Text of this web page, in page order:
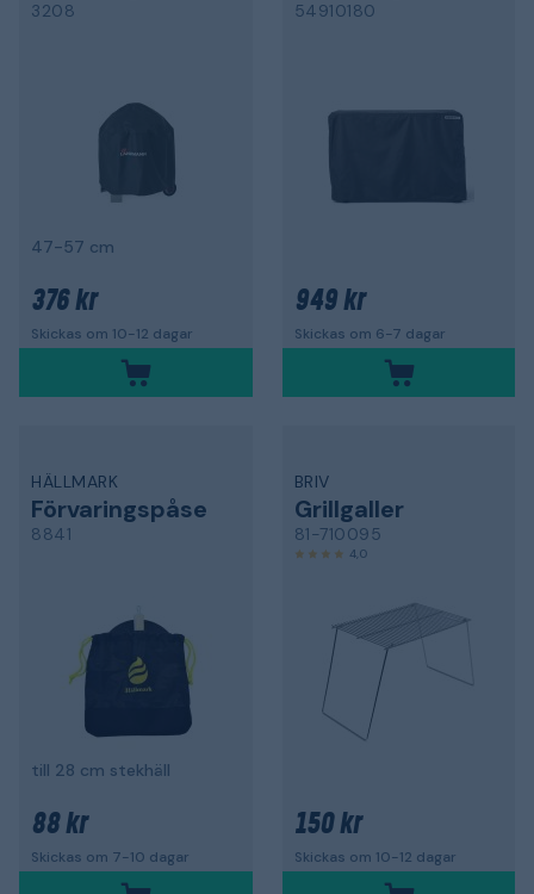
3208
47-57 cm
376 kr
Skickas om 10-12 dagar
54910180
949 kr
Skickas om 6-7 dagar
HÄLLMARK
Förvaringspåse
8841
till 28 cm stekhäll
88 kr
Skickas om 7-10 dagar
BRIV
Grillgaller
81-710095
4,0
150 kr
Skickas om 10-12 dagar